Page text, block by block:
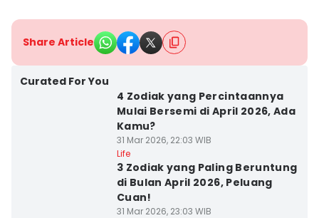
Share Article
Curated For You
4 Zodiak yang Percintaannya
Mulai Bersemi di April 2026, Ada
Kamu?
31 Mar 2026, 22:03 WIB
Life
3 Zodiak yang Paling Beruntung
di Bulan April 2026, Peluang
Cuan!
31 Mar 2026, 23:03 WIB